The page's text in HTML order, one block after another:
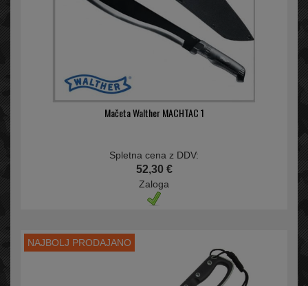
Mačeta Walther MACHTAC 1
Spletna cena z DDV:
52,30 €
Zaloga
NAJBOLJ PRODAJANO